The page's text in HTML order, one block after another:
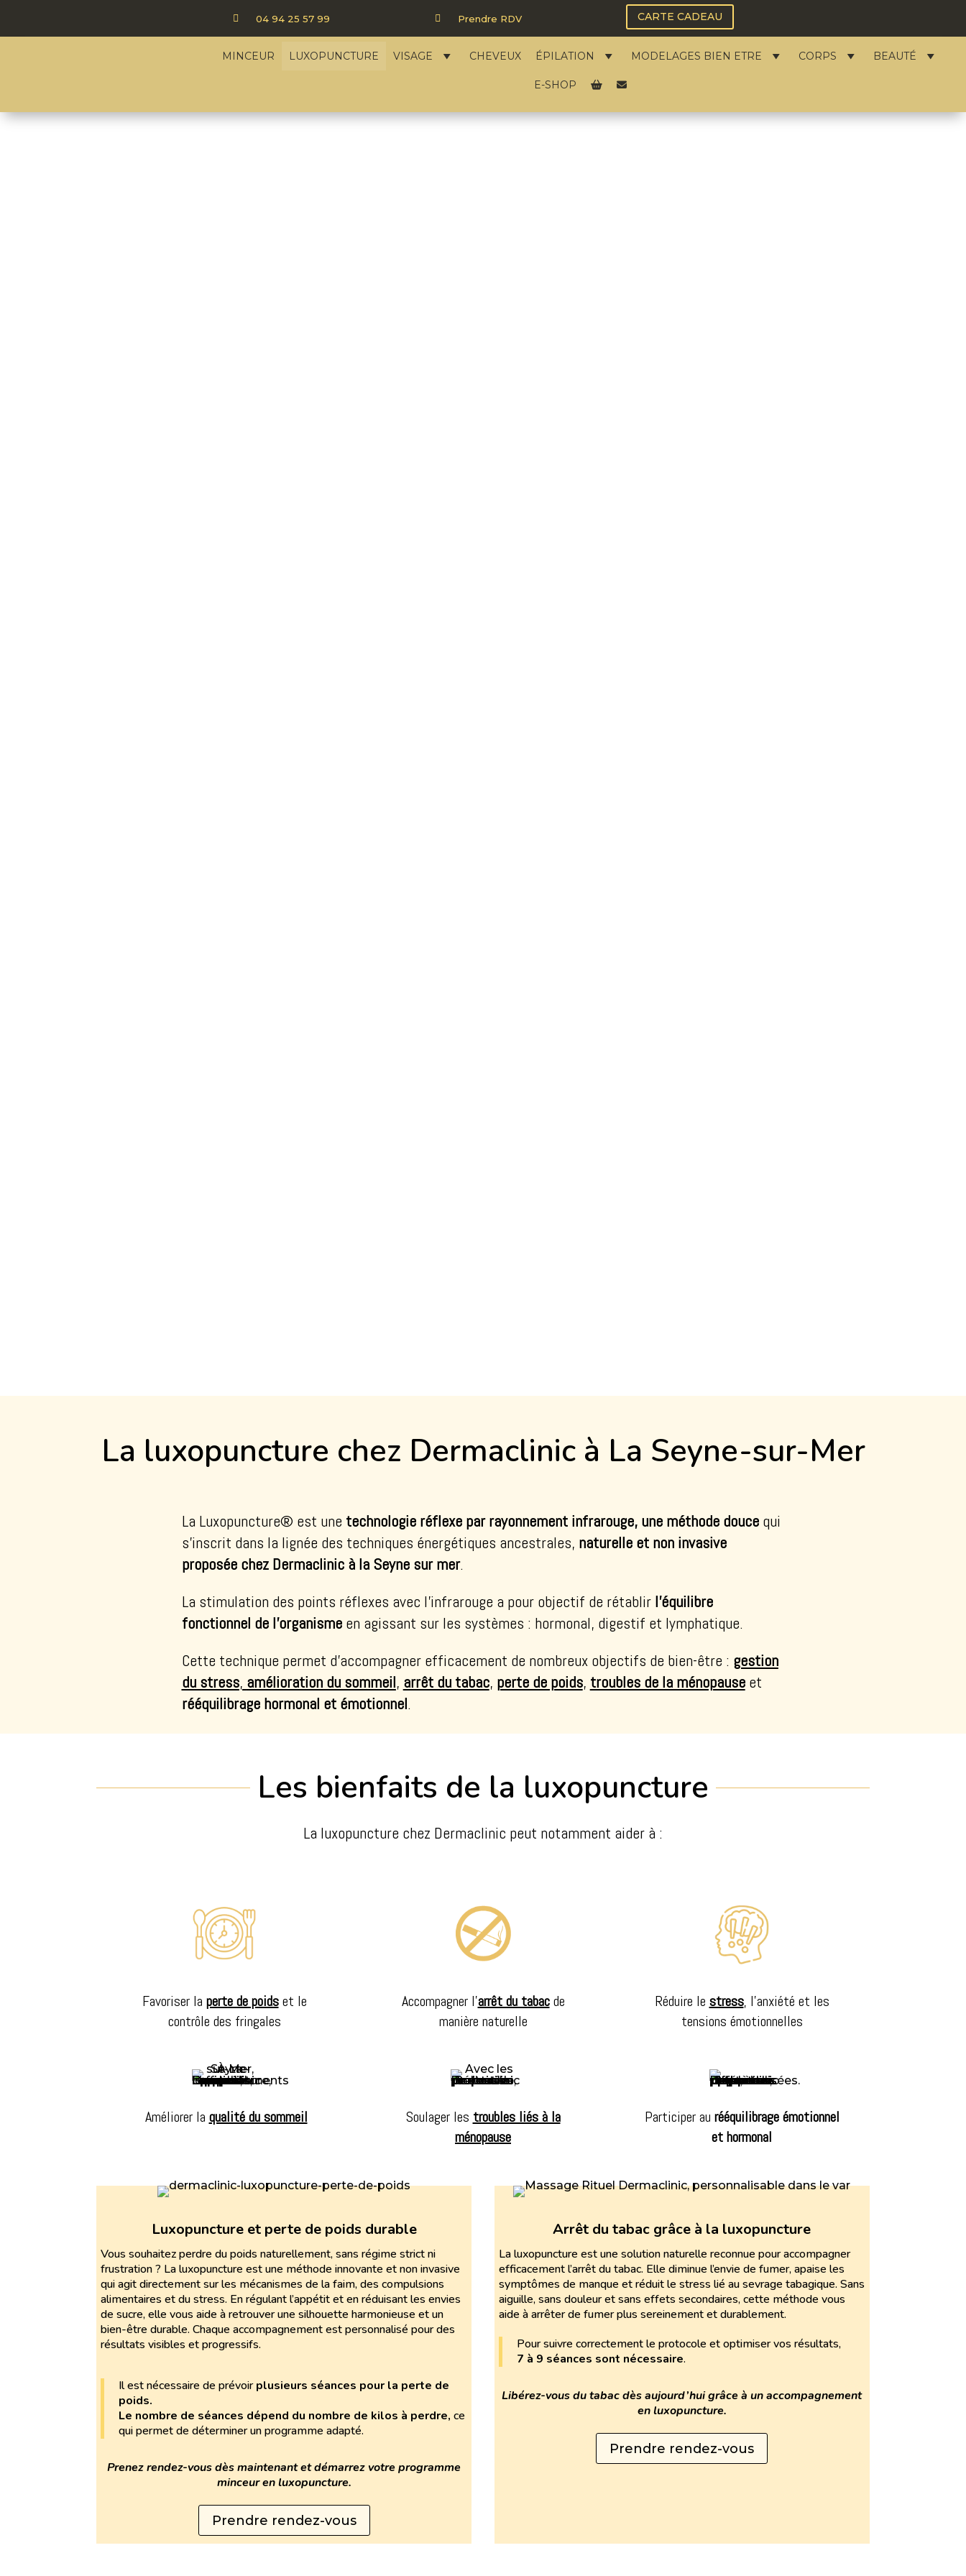
 04 94 25 57 99  Prendre RDV CARTE CADEAU
MINCEUR LUXOPUNCTURE VISAGE CHEVEUX ÉPILATION MODELAGES BIEN ETRE CORPS BEAUTÉ
E-SHOP
La luxopuncture chez Dermaclinic à La Seyne-sur-Mer
La Luxopuncture® est une technologie réflexe par rayonnement infrarouge, une méthode doucequi
s’inscrit dans la lignée des techniques énergétiques ancestrales, naturelle et non invasive
proposée chez Dermaclinic à la Seyne sur mer.
La stimulation des points réflexes avec l’infrarouge a pour objectif de rétablir l’équilibre
fonctionnel de l’organisme en agissant sur les systèmes : hormonal, digestif et lymphatique.
Cette technique permet d’accompagner efficacement de nombreux objectifs de bien-être : gestion
du stress, amélioration du sommeil, arrêt du tabac, perte de poids, troubles de la ménopauseet
rééquilibrage hormonal et émotionnel.
Les bienfaits de la luxopuncture
La luxopuncture chez Dermaclinic peut notamment aider à :
Favoriser la perte de poidset le
contrôle des fringales
Accompagner l’arrêt du tabacde
manière naturelle
Réduire le stress, l’anxiété et les
tensions émotionnelles
Améliorer la qualité du sommeil Soulager les troubles liés à la
ménopause
Participer au rééquilibrage émotionnel
et hormonal
Luxopuncture et perte de poids durable
Vous souhaitez perdre du poids naturellement, sans régime strict ni
frustration ? La luxopuncture est une méthode innovante et non invasive
qui agit directement sur les mécanismes de la faim, des compulsions
alimentaires et du stress. En régulant l’appétit et en réduisant les envies
de sucre, elle vous aide à retrouver une silhouette harmonieuse et un
bien-être durable. Chaque accompagnement est personnalisé pour des
résultats visibles et progressifs.
Il est nécessaire de prévoirplusieurs séances pour la perte de
poids.
Le nombre de séances dépend du nombre de kilos à perdre,ce
qui permet de déterminer un programme adapté.
Prenez rendez-vous dès maintenant et démarrez votre programme
minceur en luxopuncture.
Prendre rendez-vous
Arrêt du tabac grâce à la luxopuncture
La luxopuncture est une solution naturelle reconnue pour accompagner
efficacement l’arrêt du tabac. Elle diminue l’envie de fumer, apaise les
symptômes de manque et réduit le stress lié au sevrage tabagique. Sans
aiguille, sans douleur et sans effets secondaires, cette méthode vous
aide à arrêter de fumer plus sereinement et durablement.
Pour suivre correctement le protocole et optimiser vos résultats,
7 à 9 séances sont nécessaire.
Libérez-vous du tabac dès aujourd’hui grâce à un accompagnement
en luxopuncture.
Prendre rendez-vous